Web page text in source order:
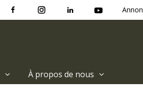
À propos de nous